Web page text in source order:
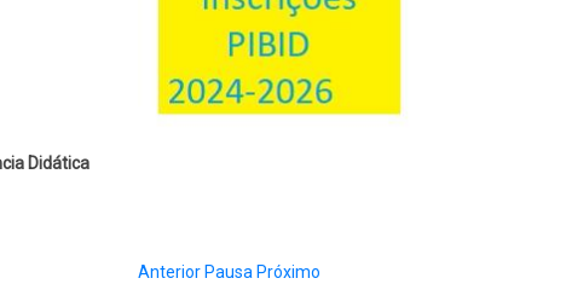
Didática
Anterior Pausa Próximo